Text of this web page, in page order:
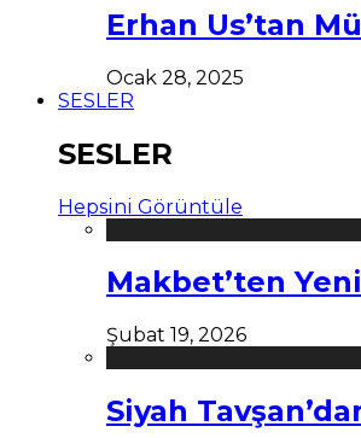
Erhan Us’tan
Ocak 28, 2025
SESLER
SESLER
Hepsini Görüntüle
Makbet’ten
Şubat 19, 2026
Siyah